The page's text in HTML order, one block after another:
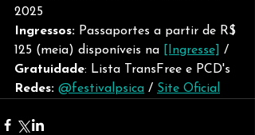
2025
Ingressos: Passaportes a partir de R$
125 (meia) disponíveis na
[Ingresse]
/
Gratuidade: Lista TransFree e PCD's
Redes: @festivalpsica / Site Oficial